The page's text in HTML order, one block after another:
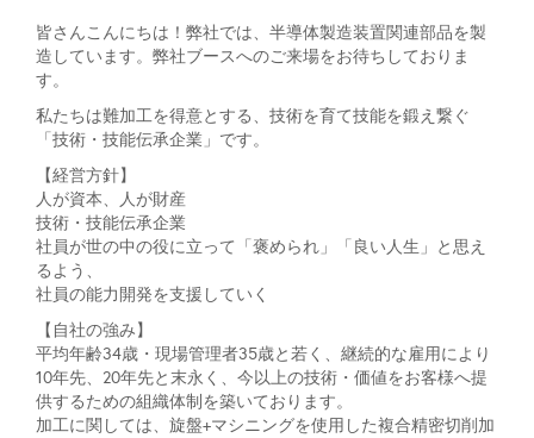
皆さんこんにちは！弊社では、半導体製造装置関連部品を製
造しています。弊社ブースへのご来場をお待ちしておりま
す。
私たちは難加工を得意とする、技術を育て技能を鍛え繋ぐ
「技術・技能伝承企業」です。
【経営方針】
人が資本、人が財産
技術・技能伝承企業
社員が世の中の役に立って「褒められ」「良い人生」と思え
るよう、
社員の能力開発を支援していく
【自社の強み】
平均年齢34歳・現場管理者35歳と若く、継続的な雇用により
10年先、20年先と末永く、今以上の技術・価値をお客様へ提
供するための組織体制を築いております。
加工に関しては、旋盤+マシニングを使用した複合精密切削加